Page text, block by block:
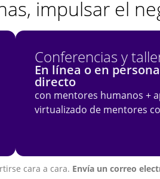
impulsar el
Conferencias y
En línea o en
directo
con mentores humanos +
virtualizado de mentores
cara a cara. Envía un correo